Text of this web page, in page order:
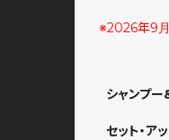
※2026年9月
シャンプー
セット・ア